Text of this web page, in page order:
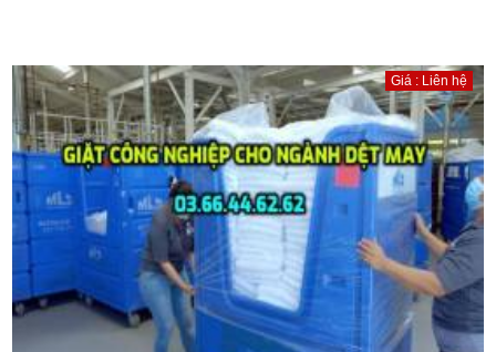
Giá : Liên hệ